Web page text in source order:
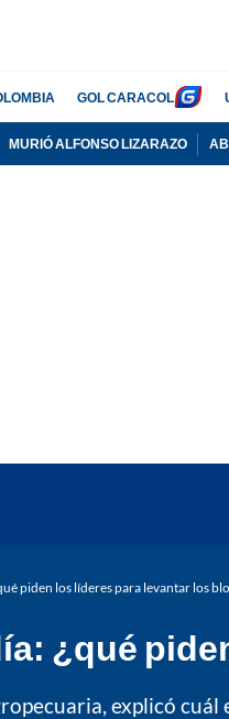
GOL CARACOL
MURIÓ ALFONSO LIZARAZO
piden los líderes para levantar los
¿qué
explicó cuál